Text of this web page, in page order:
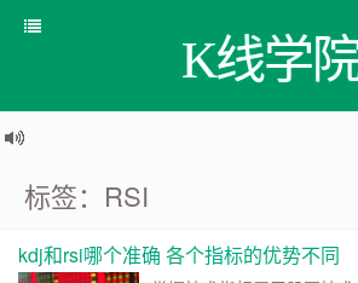
K线学
标签：RSI
kdj和rsi哪个准确 各个指标的优势不同